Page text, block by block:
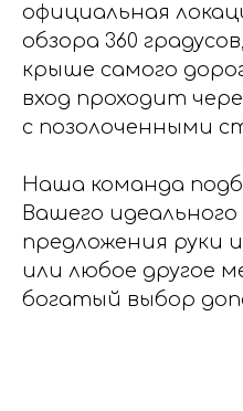
официальная
обзора 360
крыше самого
вход проходит
с позолоченными
Наша команда
Вашего
предложения руки
или любое другое
богатый выбор